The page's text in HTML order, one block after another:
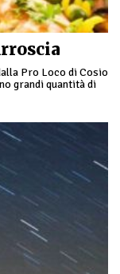
Pro Loco di Cosio
grandi quantità di